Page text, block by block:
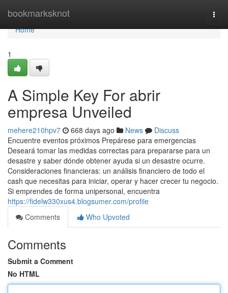
bookmarksknot
Home
Home
1
A Simple Key For abrir
empresa Unveiled
mehere210hpv7 668 days ago News
Discuss
Encuentre eventos próximos Prepárese para emergencias
Deseará tomar las medidas correctas para prepararse para un
desastre y saber dónde obtener ayuda si un desastre ocurre.
Consideraciones financieras: un análisis financiero de todo el
cash que necesitas para iniciar, operar y hacer crecer tu negocio.
Si emprendes de forma unipersonal, encuentra
https://fidelw330xus4.blogsumer.com/profile
Comments
Who Upvoted
Comments
Submit a Comment
No HTML